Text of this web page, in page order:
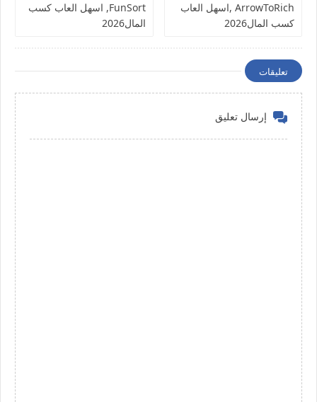
ArrowToRich ,اسهل العاب
كسب المال2026
FunSort, اسهل العاب كسب
المال2026
تعليقات
إرسال تعليق